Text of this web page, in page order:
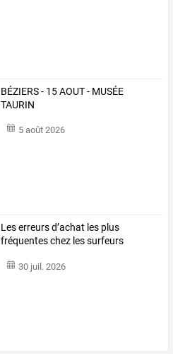
BÉZIERS - 15 AOUT - MUSÉE
TAURIN
5 août 2026
Les erreurs d’achat les plus
fréquentes chez les surfeurs
30 juil. 2026